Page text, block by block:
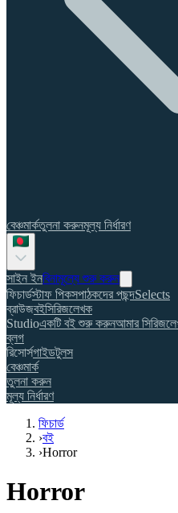
বেঞ্চমার্কতুলনা করুনমূল্য নির্ধারণ
সাইন ইনবিনামূল্যে শুরু করুন
ফিচার্ডস্টাফ পিকসপাঠকদের পছন্দSelects
ব্রাউজবইসিরিজলেখক
Studioএকটি বই শুরু করুনআমার সিরিজ
ব্লগ
রিসোর্সগাইডটুলস
বেঞ্চমার্ক
তুলনা করুন
মূল্য নির্ধারণ
ফিচার্ড
›বই
›Horror
Horror